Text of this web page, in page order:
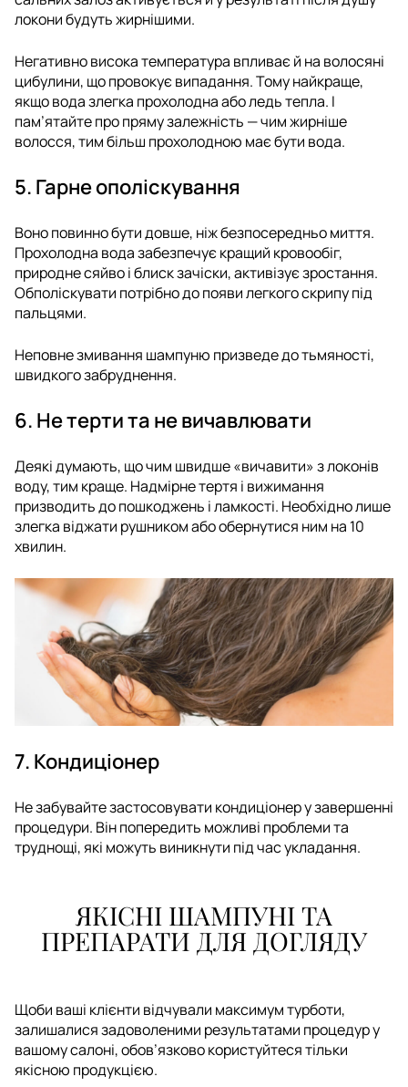
локони будуть жирнішими.
Негативно висока температура впливає й на волосяні
цибулини, що провокує випадання. Тому найкраще,
якщо вода злегка прохолодна або ледь тепла. І
пам’ятайте про пряму залежність — чим жирніше
волосся, тим більш прохолодною має бути вода.
5. Гарне ополіскування
Воно повинно бути довше, ніж безпосередньо миття.
Прохолодна вода забезпечує кращий кровообіг,
природне сяйво і блиск зачіски, активізує зростання.
Обполіскувати потрібно до появи легкого скрипу під
пальцями.
Неповне змивання шампуню призведе до тьмяності,
швидкого забруднення.
6. Не терти та не вичавлювати
Деякі думають, що чим швидше «вичавити» з локонів
воду, тим краще. Надмірне тертя і вижимання
призводить до пошкоджень і ламкості. Необхідно лише
злегка віджати рушником або обернутися ним на 10
хвилин.
7. Кондиціонер
Не забувайте застосовувати кондиціонер у завершенні
процедури. Він попередить можливі проблеми та
труднощі, які можуть виникнути під час укладання.
ЯКІСНІ ШАМПУНІ ТА
ПРЕПАРАТИ ДЛЯ ДОГЛЯДУ
Щоби ваші клієнти відчували максимум турботи,
залишалися задоволеними результатами процедур у
вашому салоні, обов’язково користуйтеся тільки
якісною продукцією.